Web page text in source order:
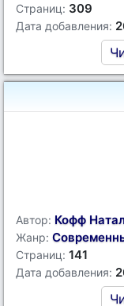
Страниц: 309
Дата добавления:
Автор: Кофф
Жанр:
Страниц: 141
Дата добавления: